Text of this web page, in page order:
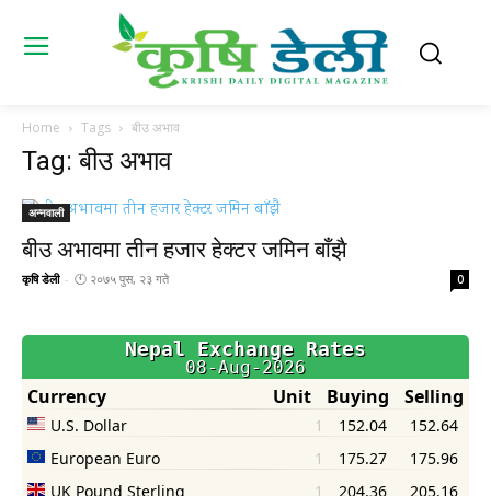
Home Tags बीउ अभाव
Tag: बीउ अभाव
अन्नवाली
बीउ अभावमा तीन हजार हेक्टर जमिन बाँझै
कृषि डेली - 🕚 २०७५ पुस, २३ गते 0